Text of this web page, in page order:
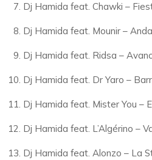
Dj Hamida feat. Chawki –
Dj Hamida feat. Mounir –
Dj Hamida feat. Ridsa –
Dj Hamida feat. Dr Yaro –
Dj Hamida feat. Mister You –
Dj Hamida feat. L’Algérino –
Dj Hamida feat. Alonzo – La